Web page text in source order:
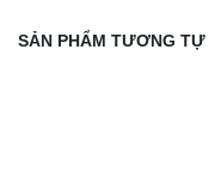
SẢN PHẨM TƯƠNG TỰ